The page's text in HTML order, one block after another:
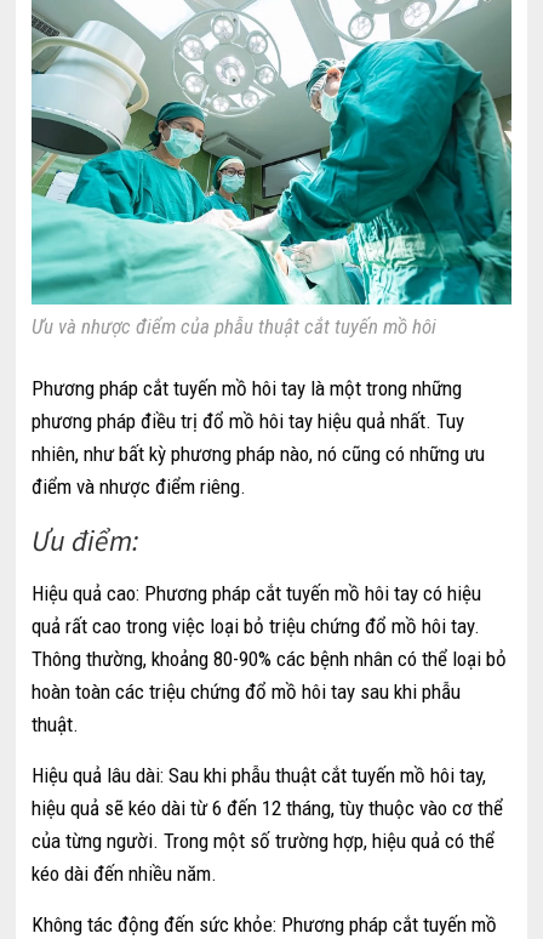
Ưu và nhược điểm của phẫu thuật cắt tuyến mồ hôi
Phương pháp cắt tuyến mồ hôi tay là một trong những
phương pháp điều trị đổ mồ hôi tay hiệu quả nhất. Tuy
nhiên, như bất kỳ phương pháp nào, nó cũng có những ưu
điểm và nhược điểm riêng.
Ưu điểm:
Hiệu quả cao: Phương pháp cắt tuyến mồ hôi tay có hiệu
quả rất cao trong việc loại bỏ triệu chứng đổ mồ hôi tay.
Thông thường, khoảng 80-90% các bệnh nhân có thể loại bỏ
hoàn toàn các triệu chứng đổ mồ hôi tay sau khi phẫu
thuật.
Hiệu quả lâu dài: Sau khi phẫu thuật cắt tuyến mồ hôi tay,
hiệu quả sẽ kéo dài từ 6 đến 12 tháng, tùy thuộc vào cơ thể
của từng người. Trong một số trường hợp, hiệu quả có thể
kéo dài đến nhiều năm.
Không tác động đến sức khỏe: Phương pháp cắt tuyến mồ